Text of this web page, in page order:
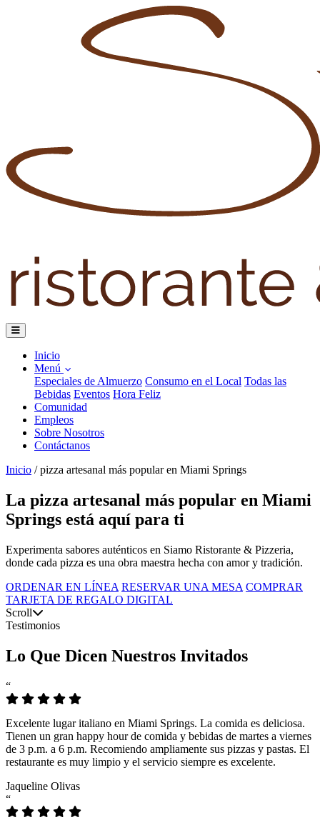
Inicio
Menú
Especiales de Almuerzo Consumo en el Local Todas las
Bebidas Eventos Hora Feliz
Comunidad
Empleos
Sobre Nosotros
Contáctanos
Inicio / pizza artesanal más popular en Miami Springs
La pizza artesanal más popular en Miami
Springs está aquí para ti
Experimenta sabores auténticos en Siamo Ristorante & Pizzeria,
donde cada pizza es una obra maestra hecha con amor y tradición.
ORDENAR EN LÍNEA RESERVAR UNA MESA COMPRAR
TARJETA DE REGALO DIGITAL
Scroll
Testimonios
Lo Que Dicen Nuestros Invitados
“
Excelente lugar italiano en Miami Springs. La comida es deliciosa.
Tienen un gran happy hour de comida y bebidas de martes a viernes
de 3 p.m. a 6 p.m. Recomiendo ampliamente sus pizzas y pastas. El
restaurante es muy limpio y el servicio siempre es excelente.
Jaqueline Olivas
“